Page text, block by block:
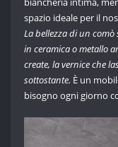
spazio ideale per il
La bellezza di un
in ceramica o metallo
create, la vernice che
sottostante. È un
bisogno ogni giorno